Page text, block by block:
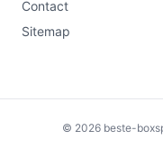
slaapbehoefte (het
buik-slapers).
Controleer in de
reinigingsinstructies
€241,00
Contact
Sitemap
© 2026 beste-